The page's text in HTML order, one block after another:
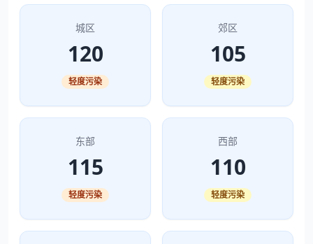
城区
120
轻度污染
郊区
105
轻度污染
东部
115
轻度污染
西部
110
轻度污染